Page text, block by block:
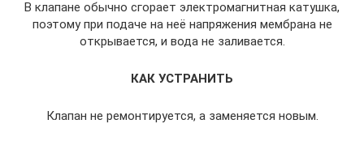
В клапане обычно сгорает электромагнитная катушка,
поэтому при подаче на неё напряжения мембрана не
открывается, и вода не заливается.
КАК УСТРАНИТЬ
Клапан не ремонтируется, а заменяется новым.